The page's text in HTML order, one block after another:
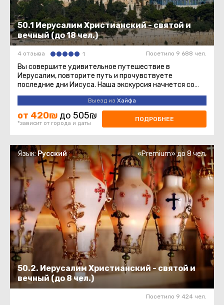
50.1 Иерусалим Христианский - святой и
вечный (до 18 чел.)
4 отзыва 1 Посетило 9 688 чел.
Вы совершите удивительное путешествие в
Иерусалим, повторите путь и прочувствуете
последние дни Иисуса. Наша экскурсия начнется со
смотровой площадки Маслиничной ...
Выезд из Хайфа
от 420₪ до 505₪
*зависит от города и даты
ПОДРОБНЕЕ
50.2. Иерусалим Христианский - святой и
вечный (до 8 чел.)
Язык:Русский «Premium» до 8 чел.
Посетило 9 424 чел.